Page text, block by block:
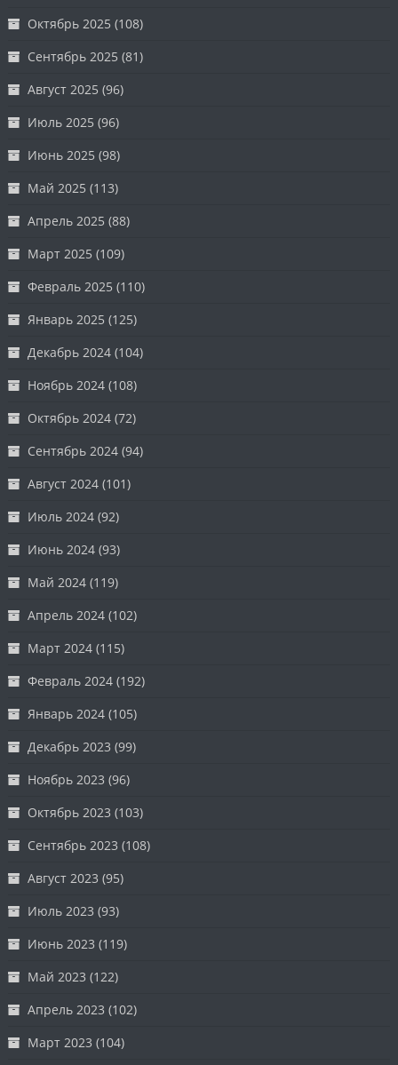
Октябрь 2025 (108)
Сентябрь 2025 (81)
Август 2025 (96)
Июль 2025 (96)
Июнь 2025 (98)
Май 2025 (113)
Апрель 2025 (88)
Март 2025 (109)
Февраль 2025 (110)
Январь 2025 (125)
Декабрь 2024 (104)
Ноябрь 2024 (108)
Октябрь 2024 (72)
Сентябрь 2024 (94)
Август 2024 (101)
Июль 2024 (92)
Июнь 2024 (93)
Май 2024 (119)
Апрель 2024 (102)
Март 2024 (115)
Февраль 2024 (192)
Январь 2024 (105)
Декабрь 2023 (99)
Ноябрь 2023 (96)
Октябрь 2023 (103)
Сентябрь 2023 (108)
Август 2023 (95)
Июль 2023 (93)
Июнь 2023 (119)
Май 2023 (122)
Апрель 2023 (102)
Март 2023 (104)